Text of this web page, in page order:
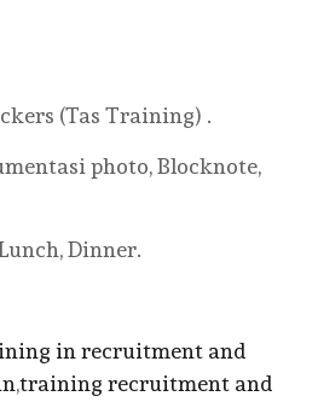
(Tas Training) .
photo, Blocknote,
Dinner.
in recruitment and
,training recruitment and